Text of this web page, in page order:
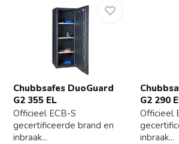
Chubbsafes DuoGuard
G2 355 EL
Officieel ECB-S
gecertificeerde brand en
inbraak...
G2 290
Officieel
inbraak...